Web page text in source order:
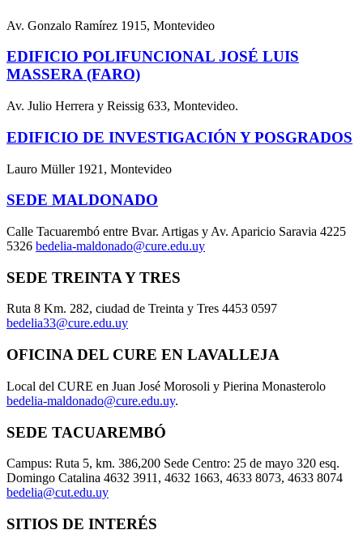
Av. Gonzalo Ramírez 1915, Montevideo
EDIFICIO POLIFUNCIONAL JOSÉ LUIS
MASSERA (FARO)
Av. Julio Herrera y Reissig 633, Montevideo.
EDIFICIO DE INVESTIGACIÓN Y POSGRADOS
Lauro Müller 1921, Montevideo
SEDE MALDONADO
Calle Tacuarembó entre Bvar. Artigas y Av. Aparicio Saravia 4225
5326 bedelia-maldonado@cure.edu.uy
SEDE TREINTA Y TRES
Ruta 8 Km. 282, ciudad de Treinta y Tres 4453 0597
bedelia33@cure.edu.uy
OFICINA DEL CURE EN LAVALLEJA
Local del CURE en Juan José Morosoli y Pierina Monasterolo
bedelia-maldonado@cure.edu.uy.
SEDE TACUAREMBÓ
Campus: Ruta 5, km. 386,200 Sede Centro: 25 de mayo 320 esq.
Domingo Catalina 4632 3911, 4632 1663, 4633 8073, 4633 8074
bedelia@cut.edu.uy
SITIOS DE INTERÉS